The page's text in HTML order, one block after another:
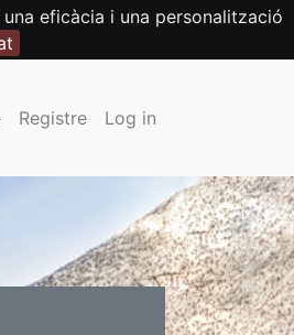
eficàcia i una personalització
Registre Log in